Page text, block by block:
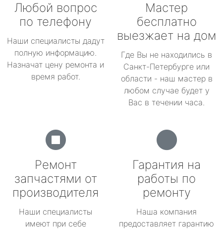
Любой вопрос
по телефону
Наши специалисты дадут
полную информацию.
Назначат цену ремонта и
время работ.
Мастер
бесплатно
выезжает на дом
Где Вы не находились в
Санкт-Петербурге или
области - наш мастер в
любом случае будет у
Вас в течении часа.
Ремонт
запчастями от
производителя
Наши специалисты
имеют при себе
Гарантия на
работы по
ремонту
Наша компания
предоставляет гарантию